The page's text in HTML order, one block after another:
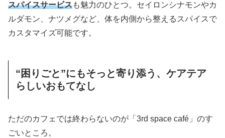
スパイスサービスも魅力のひとつ。セイロンシナモンやカ
ルダモン、ナツメグなど、体を内側から整えるスパイスで
カスタマイズ可能です。
“困りごと”にもそっと寄り添う、ケアテア
らしいおもてなし
ただのカフェでは終わらないのが「3rd space café」のす
ごいところ。